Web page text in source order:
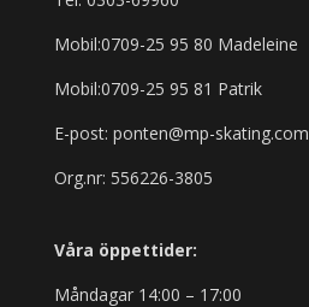
Mobil:0709-25 95 80 Madeleine
Mobil:0709-25 95 81 Patrik
E-post: ponten@mp-skating.com
Org.nr: 556226-3805
Våra öppettider:
Måndagar 14:00 – 17:00